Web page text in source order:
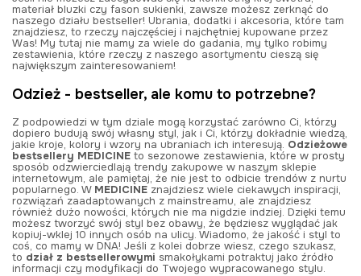
materiał bluzki czy fason sukienki, zawsze możesz zerknąć do
naszego działu bestseller! Ubrania, dodatki i akcesoria, które tam
znajdziesz, to rzeczy najczęściej i najchętniej kupowane przez
Was! My tutaj nie mamy za wiele do gadania, my tylko robimy
zestawienia, które rzeczy z naszego asortymentu cieszą się
największym zainteresowaniem!
Odzież - bestseller, ale komu to potrzebne?
Z podpowiedzi w tym dziale mogą korzystać zarówno Ci, którzy
dopiero budują swój własny styl, jak i Ci, którzy dokładnie wiedzą,
jakie kroje, kolory i wzory na ubraniach ich interesują. Odzieżowe
bestsellery MEDICINE to sezonowe zestawienia, które w prosty
sposób odzwierciedlają trendy zakupowe w naszym sklepie
internetowym, ale pamiętaj, że nie jest to odbicie trendów z nurtu
popularnego. W MEDICINE znajdziesz wiele ciekawych inspiracji,
rozwiązań zaadaptowanych z mainstreamu, ale znajdziesz
również dużo nowości, których nie ma nigdzie indziej. Dzięki temu
możesz tworzyć swój styl bez obawy, że będziesz wyglądać jak
kopiuj-wklej 10 innych osób na ulicy. Wiadomo, że jakość i styl to
coś, co mamy w DNA! Jeśli z kolei dobrze wiesz, czego szukasz,
to dział z bestsellerowymi smakołykami potraktuj jako źródło
informacji czy modyfikacji do Twojego wypracowanego stylu.